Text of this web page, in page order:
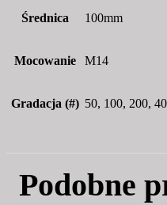
Średnica 100mm
Mocowanie M14
Gradacja (#) 50, 100, 200,
Podobne